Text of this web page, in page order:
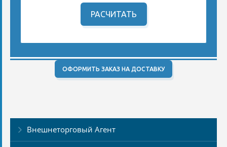
РАСЧИТАТЬ
ОФОРМИТЬ ЗАКАЗ НА ДОСТАВКУ
Внешнеторговый Агент